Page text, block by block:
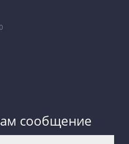
сообщение